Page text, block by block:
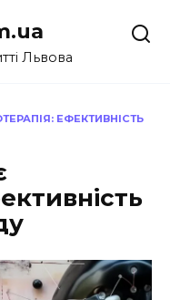
Львова
ЕФЕКТИВНІСТЬ